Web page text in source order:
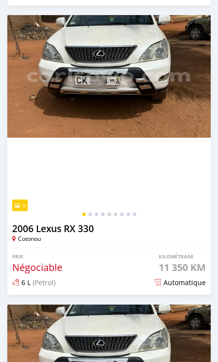
Publié il y a 3 mois
9
2006 Lexus RX 330
Cotonou
PRIX
Négociable
KILOMÉTRAGE
11 350 KM
6 L (Petrol) Automatique
Publié il y a 3 mois